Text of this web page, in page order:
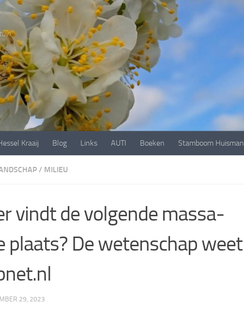
Kraaij Blog Links AUTI Boeken Stamboom Huisman
/ MILIEU
vindt de volgende massa-
plaats? De wetenschap weet
29, 2023